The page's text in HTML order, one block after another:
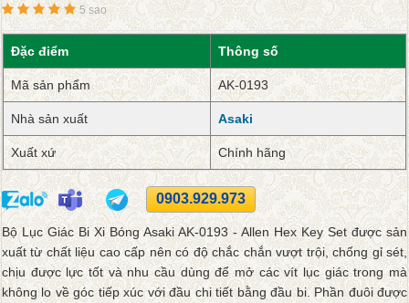
5 sao
Đặc điểm Thông số
Mã sản phẩm AK-0193
Nhà sản xuất Asaki
Xuất xứ Chính hãng
0903.929.973
Bộ Lục Giác Bi Xi Bóng Asaki AK-0193 - Allen Hex Key Set được sản
xuất từ chất liệu cao cấp nên có độ chắc chắn vượt trội, chống gỉ sét,
chịu được lực tốt và nhu cầu dùng để mở các vít lục giác trong mà
không lo về góc tiếp xúc với đầu chi tiết bằng đầu bi. Phần đuôi được